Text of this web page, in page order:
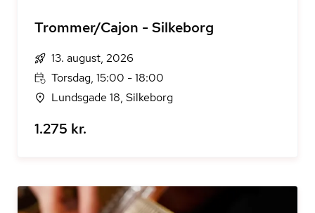
Trommer/Cajon - Silkeborg
13. august, 2026
Torsdag, 15:00 - 18:00
Lundsgade 18, Silkeborg
1.275 kr.